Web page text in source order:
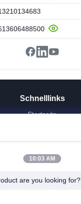
Schnelllinks
Startseite
VR Show
Fabrik Tour
Qualitätskontrolle
10:03 AM
are you looking for?